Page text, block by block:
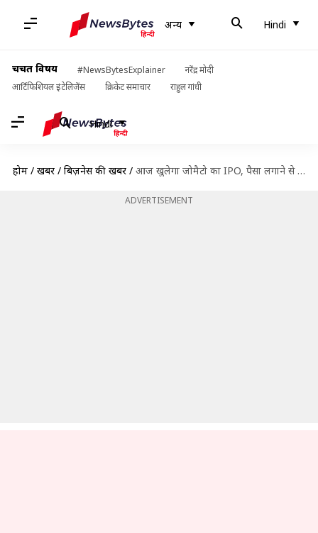
अन्य Hindi
चर्चित विषय #NewsBytesExplainer
नरेंद्र मोदी
आर्टिफिशियल इंटेलिजेंस
क्रिकेट समाचार राहुल गांधी
Hindi
होम / खबरें / बिज़नेस की खबरें / आज खुलेगा जोमैटो का IPO, पैसा लगाने से पहले जानें सभी जरूरी बातें
ADVERTISEMENT